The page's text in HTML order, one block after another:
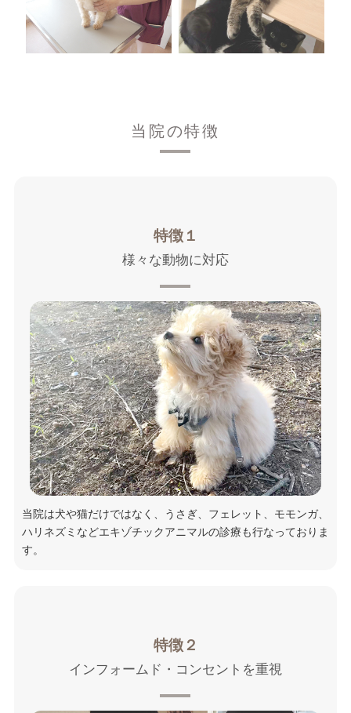
当院の特徴
特徴１
様々な動物に対応
当院は犬や猫だけではなく、うさぎ、フェレット、モモンガ、
ハリネズミなどエキゾチックアニマルの診療も行なっておりま
す。
特徴２
インフォームド・コンセントを重視